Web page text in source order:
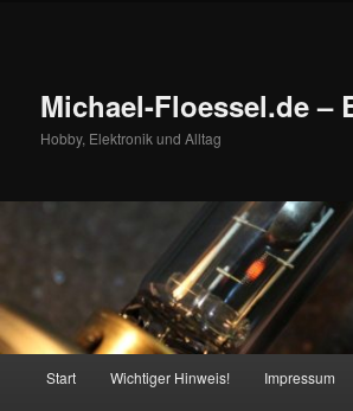
Michael-Floessel.de –
Hobby, Elektronik und Alltag
Start Wichtiger Hinweis! Impressum